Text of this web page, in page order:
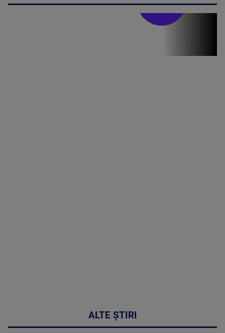
Stirile PRO TV
ALTE ȘTIRI